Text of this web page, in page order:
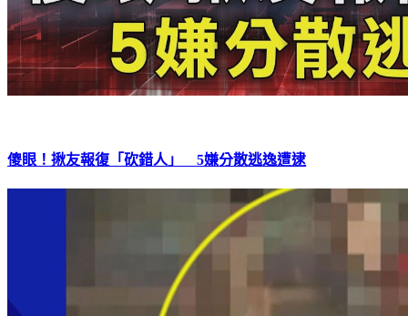
傻眼！揪友報復「砍錯人」 5嫌分散逃逸遭逮